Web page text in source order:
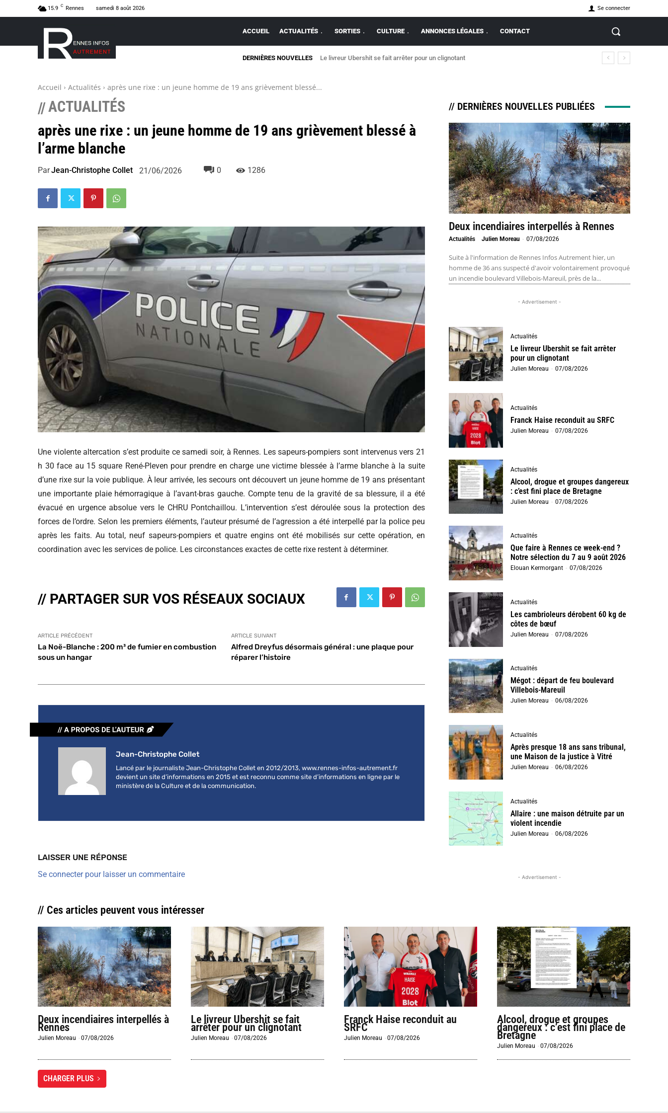
15.9 C Rennes samedi 8 août 2026 Se connecter
ACCUEIL ACTUALITÉS SORTIES CULTURE ANNONCES LÉGALES CONTACT
DERNIÈRES NOUVELLES Le livreur Ubershit se fait arrêter pour un clignotant
Accueil Actualités après une rixe : un jeune homme de 19 ans grièvement blessé...
//ACTUALITÉS
après une rixe : un jeune homme de 19 ans grièvement blessé à
l’arme blanche
ParJean-Christophe Collet 21/06/2026 0 1286
Une violente altercation s’est produite ce samedi soir, à Rennes. Les sapeurs-pompiers sont intervenus vers 21
h 30 face au 15 square René-Pleven pour prendre en charge une victime blessée à l’arme blanche à la suite
d’une rixe sur la voie publique. À leur arrivée, les secours ont découvert un jeune homme de 19 ans présentant
une importante plaie hémorragique à l’avant-bras gauche. Compte tenu de la gravité de sa blessure, il a été
évacué en urgence absolue vers le CHRU Pontchaillou. L’intervention s’est déroulée sous la protection des
forces de l’ordre. Selon les premiers éléments, l’auteur présumé de l’agression a été interpellé par la police peu
après les faits. Au total, neuf sapeurs-pompiers et quatre engins ont été mobilisés sur cette opération, en
coordination avec les services de police. Les circonstances exactes de cette rixe restent à déterminer.
// PARTAGER SUR VOS RÉSEAUX SOCIAUX
ARTICLE PRÉCÉDENT
La Noë-Blanche : 200 m³ de fumier en combustion
sous un hangar
ARTICLE SUIVANT
Alfred Dreyfus désormais général : une plaque pour
réparer l’histoire
Jean-Christophe Collet
Lancé par le journaliste Jean-Christophe Collet en 2012/2013, www.rennes-infos-autrement.fr
devient un site d’informations en 2015 et est reconnu comme site d’informations en ligne par le
ministère de la Culture et de la communication.
LAISSER UNE RÉPONSE
Se connecter pour laisser un commentaire
// DERNIÈRES NOUVELLES PUBLIÉES
Deux incendiaires interpellés à Rennes
Actualités Julien Moreau - 07/08/2026
Suite à l'information de Rennes Infos Autrement hier, un
homme de 36 ans suspecté d'avoir volontairement provoqué
un incendie boulevard Villebois-Mareuil, près de la...
- Advertisement -
Actualités
Le livreur Ubershit se fait arrêter
pour un clignotant
Julien Moreau - 07/08/2026
Actualités
Franck Haise reconduit au SRFC
Julien Moreau - 07/08/2026
Actualités
Alcool, drogue et groupes dangereux
: c’est fini place de Bretagne
Julien Moreau - 07/08/2026
Actualités
Que faire à Rennes ce week-end ?
Notre sélection du 7 au 9 août 2026
Elouan Kermorgant - 07/08/2026
Actualités
Les cambrioleurs dérobent 60 kg de
côtes de bœuf
Julien Moreau - 07/08/2026
Actualités
Mégot : départ de feu boulevard
Villebois-Mareuil
Julien Moreau - 06/08/2026
Actualités
Après presque 18 ans sans tribunal,
une Maison de la justice à Vitré
Julien Moreau - 06/08/2026
Actualités
Allaire : une maison détruite par un
violent incendie
Julien Moreau - 06/08/2026
- Advertisement -
// Ces articles peuvent vous intéresser
Deux incendiaires interpellés à
Rennes
Julien Moreau -07/08/2026
Le livreur Ubershit se fait
arrêter pour un clignotant
Julien Moreau -07/08/2026
Franck Haise reconduit au
SRFC
Julien Moreau -07/08/2026
Alcool, drogue et groupes
dangereux : c’est fini place de
Bretagne
Julien Moreau -07/08/2026
CHARGER PLUS